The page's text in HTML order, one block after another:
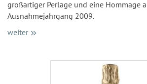
großartiger Perlage und eine Hommage
Ausnahmejahrgang 2009.
weiter